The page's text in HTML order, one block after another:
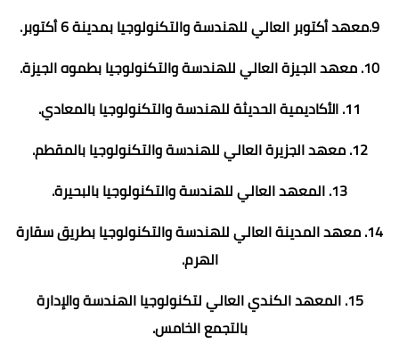
9.معهد أكتوبر العالي للهندسة والتكنولوجيا بمدينة 6 أكتوبر.
10. معهد الجيزة العالي للهندسة والتكنولوجيا بطموه الجيزة.
11. الأكاديمية الحديثة للهندسة والتكنولوجيا بالمعادي.
12. معهد الجزيرة العالي للهندسة والتكنولوجيا بالمقطم.
13. المعهد العالي للهندسة والتكنولوجيا بالبحيرة.
14. معهد المدينة العالي للهندسة والتكنولوجيا بطريق سقارة
الهرم.
15. المعهد الكندي العالي لتكنولوجيا الهندسة والإدارة
بالتجمع الخامس.